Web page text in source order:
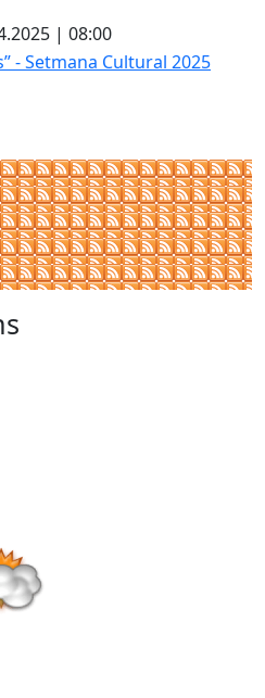
| 08:00
Setmana Cultural 2025